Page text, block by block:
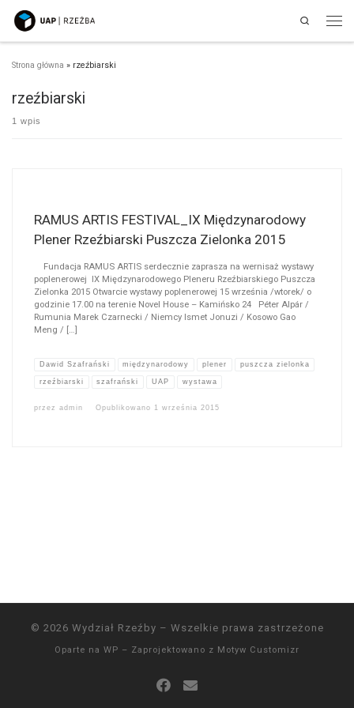
Przejdź do treści
Search
Strona główna » rzeźbiarski
rzeźbiarski
1 wpis
RAMUS ARTIS FESTIVAL_IX Międzynarodowy
Plener Rzeźbiarski Puszcza Zielonka 2015
Fundacja RAMUS ARTIS serdecznie zaprasza na wernisaż wystawy
poplenerowej IX Międzynarodowego Pleneru Rzeźbiarskiego Puszcza
Zielonka 2015 Otwarcie wystawy poplenerowej 15 września /wtorek/ o
godzinie 17.00 na terenie Novel House – Kamińsko 24 Péter Alpár /
Rumunia Marek Czarnecki / Niemcy Ismet Jonuzi / Kosowo Gao
Meng / […]
Dawid Szafrański międzynarodowy plener puszcza zielonka
rzeźbiarski szafrański UAP wystawa
przezadmin Opublikowano 1 września 2015
© 2026 Wydział Rzeźby – Wszelkie prawa zastrzeżone
Oparte na WP – Zaprojektowano z Motyw Customizr